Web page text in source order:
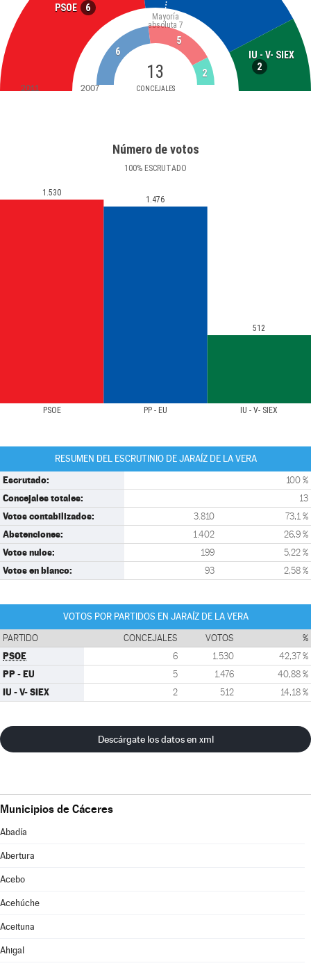
PSOE 6
IU - V- SIEX
2
13
CONCEJALES
Mayoría
absoluta 7
6
5
2
2011 2007
Número de votos
100% ESCRUTADO
PSOE PP - EU IU - V- SIEX
1.530
1.476
512
RESUMEN DEL ESCRUTINIO DE JARAÍZ DE LA VERA
Escrutado: 100 %
Concejales totales: 13
Votos contabilizados: 3.810 73,1 %
Abstenciones: 1.402 26,9 %
Votos nulos: 199 5,22 %
Votos en blanco: 93 2,58 %
VOTOS POR PARTIDOS EN JARAÍZ DE LA VERA
PARTIDO CONCEJALES VOTOS %
PSOE 6 1.530 42,37 %
PP - EU 5 1.476 40,88 %
IU - V- SIEX 2 512 14,18 %
Descárgate los datos en xml
Municipios de Cáceres
Abadía
Abertura
Acebo
Acehúche
Aceituna
Ahigal